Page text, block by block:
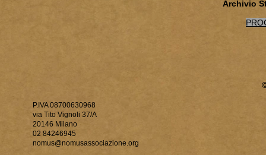
Archivio
P.IVA 08700630968
via Tito Vignoli 37/A
20146 Milano
02 84246945
nomus@nomusassociazione.org